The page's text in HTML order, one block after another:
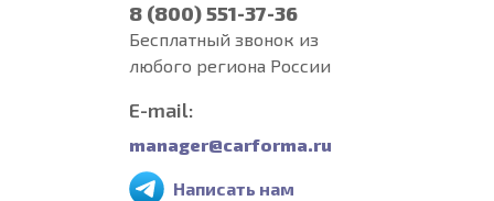
8 (800) 551-37-36
Бесплатный звонок из
любого региона России
E-mail:
manager@carforma.ru
Написать нам